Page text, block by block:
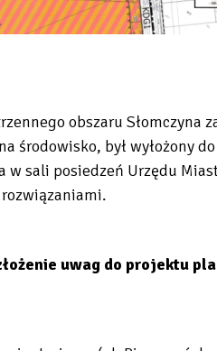
obszaru Słomczyna
środowisko, był wyłożony
sali posiedzeń Urzędu
uwag do projektu